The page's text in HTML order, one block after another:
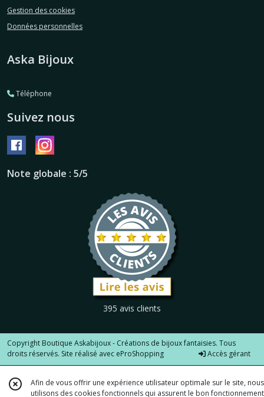
Gestion des cookies
Données personnelles
Aska Bijoux
Téléphone
Suivez nous
Note globale : 5/5
395 avis clients
Copyright Boutique Askabijoux - Créations de bijoux fantaisies. Tous
droits réservés. Site réalisé avec eProShopping Accès gérant
Afin de vous offrir une expérience utilisateur optimale sur le site, nous
utilisons des cookies fonctionnels qui assurent le bon fonctionnement